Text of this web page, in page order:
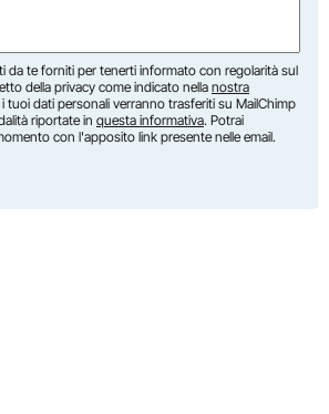
da te forniti per tenerti informato con regolarità sul
della privacy come indicato nella nostra
tuoi dati personali verranno trasferiti su MailChimp
riportate in questa informativa. Potrai
con l'apposito link presente nelle email.